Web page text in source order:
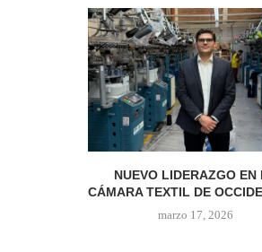
NUEVO LIDERAZGO EN
CÁMARA TEXTIL DE
marzo 17, 2026